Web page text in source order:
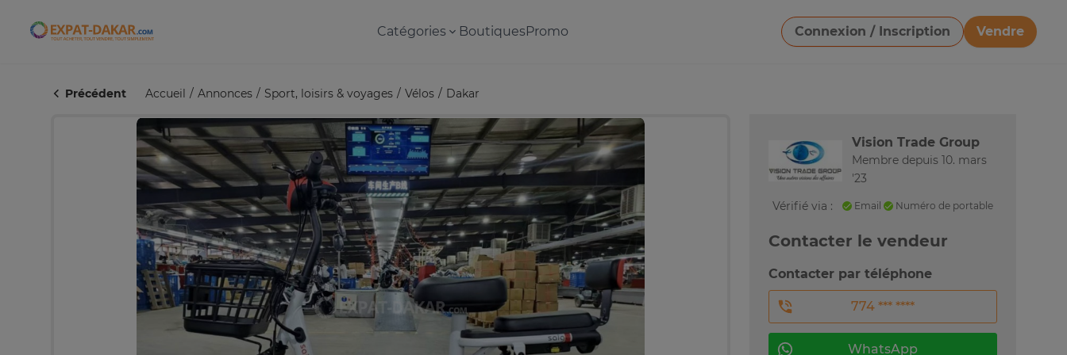
Expat-Dakar Catégories BoutiquesPromo Connexion / Inscription
Vendre
Télécharger une image
Précédent Accueil Annonces Sport, loisirs & voyages Vélos Dakar
Vision Trade Group
Membre depuis 10. mars
'23
Vérifié via :
Email Numéro de portable
Contacter le vendeur
Contacter par téléphone
774 *** ****
WhatsApp